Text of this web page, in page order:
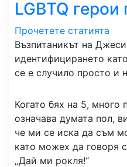
LGBTQ герои
Прочетете статията
Възпитаникът на
идентифицирането
се е случило просто и
Когато бях на 5, много
означава думата пол,
че ми се иска да съм
като можех да говоря
„Дай ми рокля!“